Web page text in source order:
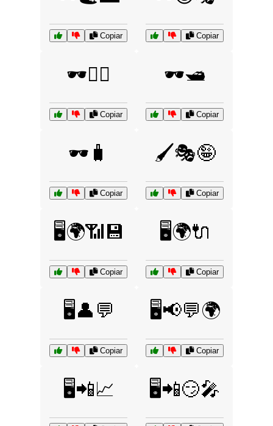
Copiar Copiar
🕶️🚴‍♂️
Copiar
🕶️🛥️
Copiar
🕶️🧳
Copiar
🖌️🎭🤪
Copiar
🖥️🌍📶💾
Copiar
🖥️🌍🔌
Copiar
🖥️👤💬
Copiar
🖥️📢💬🌍
Copiar
🖥️📲📈 🖥️📲😏🎤